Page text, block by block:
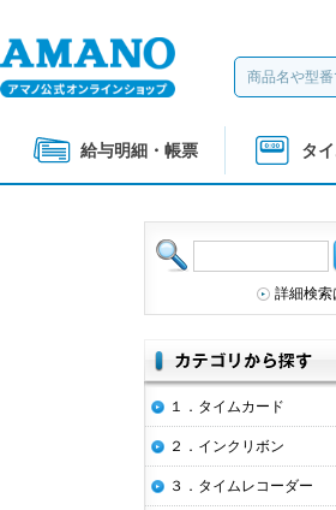
給与明細・帳票 タ
詳細検索
１．タイムカード
２．インクリボン
３．タイムレコーダー